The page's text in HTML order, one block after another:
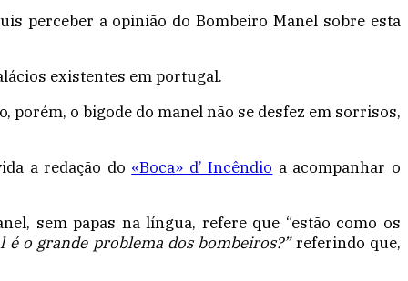
perceber a opinião do Bombeiro Manel sobre esta
existentes em portugal.
porém, o bigode do manel não se desfez em sorrisos,
a redação do «Boca» d’ Incêndio a acompanhar o
sem papas na língua, refere que “estão como os
é o grande problema dos bombeiros?”referindo que,